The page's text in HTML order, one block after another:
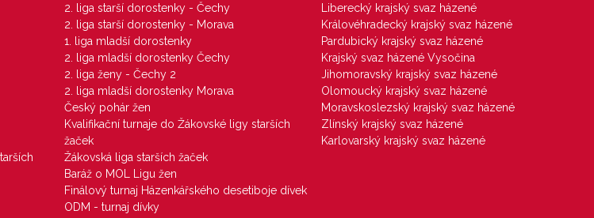
2. liga starší dorostenky - Čechy
2. liga starší dorostenky - Morava
1. liga mladší dorostenky
2. liga mladší dorostenky Čechy
2. liga ženy - Čechy 2
2. liga mladší dorostenky Morava
Český pohár žen
Kvalifikační turnaje do Žákovské ligy starších
žaček
Žákovská liga starších žaček
Baráž o MOL Ligu žen
Finálový turnaj Házenkářského desetiboje dívek
ODM - turnaj dívky
Liberecký krajský svaz házené
Královéhradecký krajský svaz házené
Pardubický krajský svaz házené
Krajský svaz házené Vysočina
Jihomoravský krajský svaz házené
Olomoucký krajský svaz házené
Moravskoslezský krajský svaz házené
Zlínský krajský svaz házené
Karlovarský krajský svaz házené